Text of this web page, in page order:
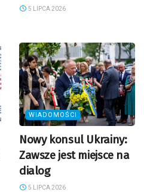
5 LIPCA 2026
WIADOMOŚCI
Nowy konsul Ukrainy:
Zawsze jest miejsce na
dialog
5 LIPCA 2026